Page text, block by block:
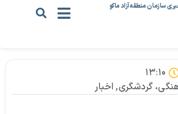
سازمان منطقه آزاد ماکو
۱۳:۱۰
گردشگری, اخبار